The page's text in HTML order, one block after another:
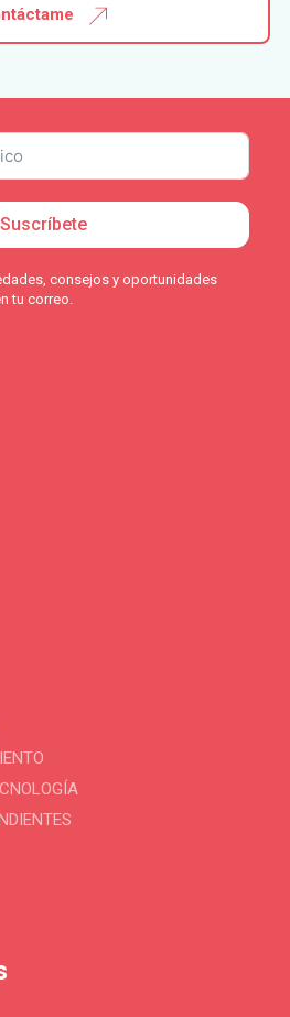
Suscríbete
consejos y oportunidades
tu correo.